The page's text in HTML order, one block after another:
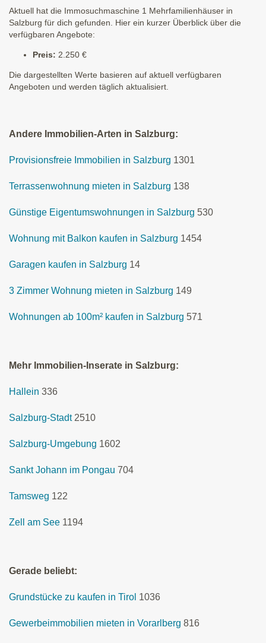
Aktuell hat die Immosuchmaschine 1 Mehrfamilienhäuser in
Salzburg für dich gefunden. Hier ein kurzer Überblick über die
verfügbaren Angebote:
Preis: 2.250 €
Die dargestellten Werte basieren auf aktuell verfügbaren
Angeboten und werden täglich aktualisiert.
Andere Immobilien-Arten in Salzburg:
Provisionsfreie Immobilien in Salzburg 1301
Terrassenwohnung mieten in Salzburg 138
Günstige Eigentumswohnungen in Salzburg 530
Wohnung mit Balkon kaufen in Salzburg 1454
Garagen kaufen in Salzburg 14
3 Zimmer Wohnung mieten in Salzburg 149
Wohnungen ab 100m² kaufen in Salzburg 571
Mehr Immobilien-Inserate in Salzburg:
Hallein 336
Salzburg-Stadt 2510
Salzburg-Umgebung 1602
Sankt Johann im Pongau 704
Tamsweg 122
Zell am See 1194
Gerade beliebt:
Grundstücke zu kaufen in Tirol 1036
Gewerbeimmobilien mieten in Vorarlberg 816